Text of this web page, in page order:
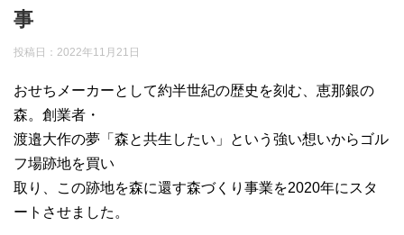
事
投稿日： 2022年11月21日
おせちメーカーとして約半世紀の歴史を刻む、恵那銀の
森。創業者・
渡邉大作の夢「森と共生したい」という強い想いからゴル
フ場跡地を買い
取り、この跡地を森に還す森づくり事業を2020年にスタ
ートさせました。